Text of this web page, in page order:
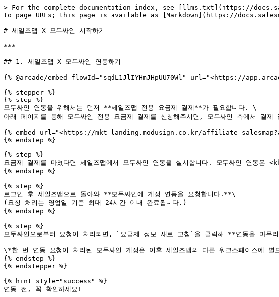
> For the complete documentation index, see [llms.txt](https://
to page URLs; this page is available as [Markdown](https://
# 세일즈맵 X 모두싸인 시작하기
***
## 1. 세일즈맵 X 모두싸인 연동하기
{% @arcade/embed flowId="sqdL1JlIYHmJHpUU70Wl" url="<https://
{% stepper %}
{% step %}
모두싸인 연동을 위해서는 먼저 **세일즈맵 전용 요금제 결제**가 필요합니다. \
아래 페이지를 통해 모두싸인 전용 요금제 결제를 신청해주시면, 모두싸인 측에서 결제
{% embed url="<https://mkt-landing.modusign.co.kr/
{% endstep %}
{% step %}
요금제 결제를 마쳤다면 세일즈맵에서 모두싸인 연동을 실시합니다. 모두싸인 연동
{% endstep %}
{% step %}
로그인 후 세일즈맵으로 돌아와 **모두싸인에 계정 연동을 요청합니다.**\
(요청 처리는 영업일 기준 최대 24시간 이내 완료됩니다.)
{% endstep %}
{% step %}
모두싸인으로부터 요청이 처리되면, `요금제 정보 새로 고침`을 클릭해 **연동을 마무
\*한 번 연동 요청이 처리된 모두싸인 계정은 이후 세일즈맵의 다른 워크스페이스에 별
{% endstep %}
{% endstepper %}
{% hint style="success" %}
연동 전, 꼭 확인하세요!